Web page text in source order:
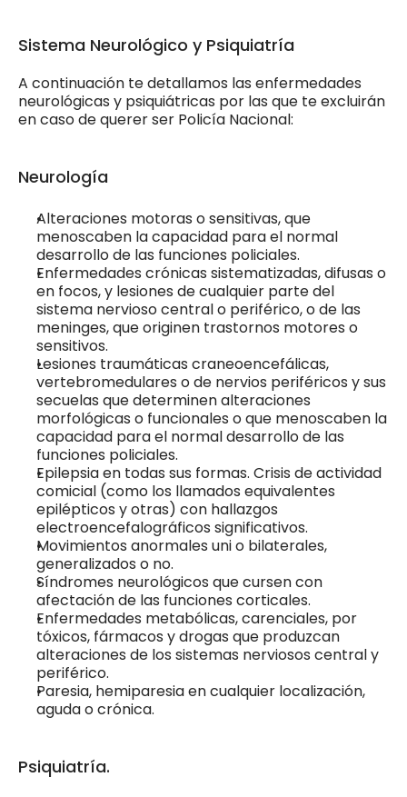
Sistema Neurológico y Psiquiatría
A continuación te detallamos las enfermedades
neurológicas y psiquiátricas por las que te excluirán
en caso de querer ser Policía Nacional:
Neurología
Alteraciones motoras o sensitivas, que
menoscaben la capacidad para el normal
desarrollo de las funciones policiales.
Enfermedades crónicas sistematizadas, difusas o
en focos, y lesiones de cualquier parte del
sistema nervioso central o periférico, o de las
meninges, que originen trastornos motores o
sensitivos.
Lesiones traumáticas craneoencefálicas,
vertebromedulares o de nervios periféricos y sus
secuelas que determinen alteraciones
morfológicas o funcionales o que menoscaben la
capacidad para el normal desarrollo de las
funciones policiales.
Epilepsia en todas sus formas. Crisis de actividad
comicial (como los llamados equivalentes
epilépticos y otras) con hallazgos
electroencefalográficos significativos.
Movimientos anormales uni o bilaterales,
generalizados o no.
Síndromes neurológicos que cursen con
afectación de las funciones corticales.
Enfermedades metabólicas, carenciales, por
tóxicos, fármacos y drogas que produzcan
alteraciones de los sistemas nerviosos central y
periférico.
Paresia, hemiparesia en cualquier localización,
aguda o crónica.
Psiquiatría.